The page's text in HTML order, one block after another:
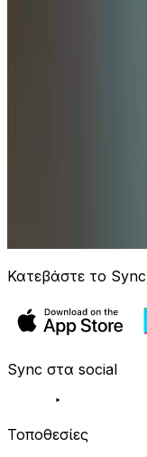
Κατεβάστε το Sync
Sync στα social
Τοποθεσίες